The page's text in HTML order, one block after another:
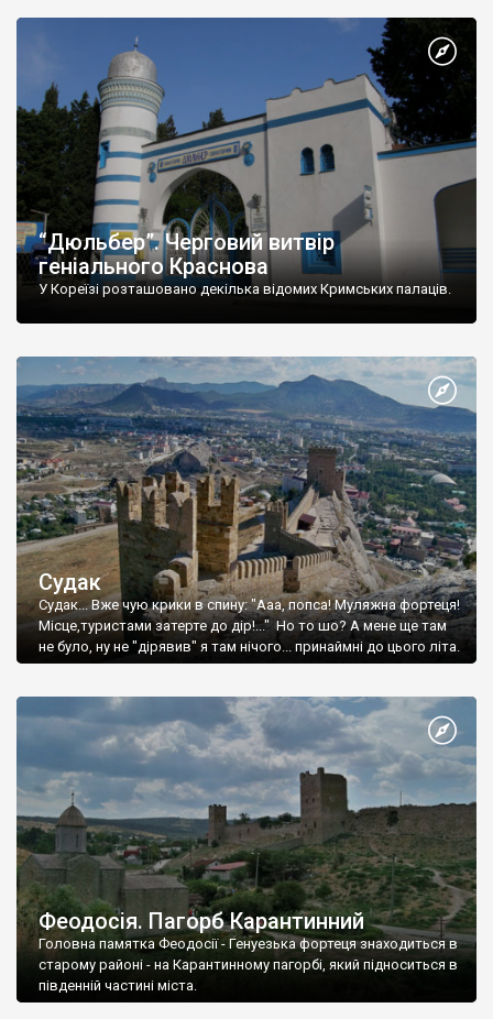
“Дюльбер”. Черговий витвір
геніального Краснова
У Кореїзі розташовано декілька відомих Кримських палаців.
Судак
Судак... Вже чую крики в спину: "Ааа, попса! Муляжна фортеця!
Місце,туристами затерте до дір!..." Но то шо? А мене ще там
не було, ну не "дірявив" я там нічого... принаймні до цього літа.
Феодосія. Пагорб Карантинний
Головна памятка Феодосії - Генуезька фортеця знаходиться в
старому районі - на Карантинному пагорбі, який підноситься в
південній частині міста.